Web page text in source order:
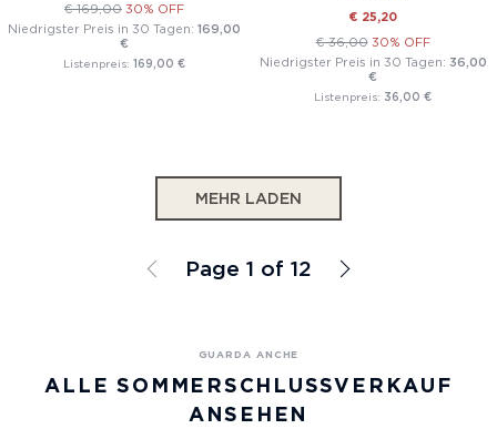
€ 169,00 30% OFF
Niedrigster Preis in 30 Tagen: 169,00
€
Listenpreis: 169,00 €
€ 25,20
€ 36,00 30% OFF
Niedrigster Preis in 30 Tagen: 36,00
€
Listenpreis: 36,00 €
MEHR LADEN
Page 1 of 12
ALLE SOMMERSCHLUSSVERKAUF
ANSEHEN